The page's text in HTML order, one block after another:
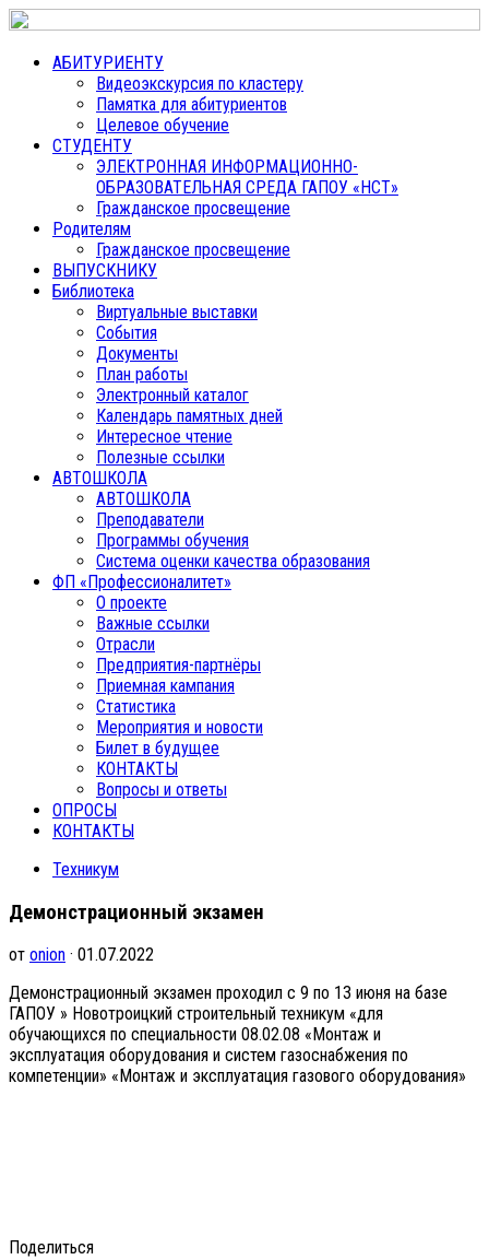
АБИТУРИЕНТУ
Видеоэкскурсия по кластеру
Памятка для абитуриентов
Целевое обучение
СТУДЕНТУ
ЭЛЕКТРОННАЯ ИНФОРМАЦИОННО-
ОБРАЗОВАТЕЛЬНАЯ СРЕДА ГАПОУ «НСТ»
Гражданское просвещение
Родителям
Гражданское просвещение
ВЫПУСКНИКУ
Библиотека
Виртуальные выставки
События
Документы
План работы
Электронный каталог
Календарь памятных дней
Интересное чтение
Полезные ссылки
АВТОШКОЛА
АВТОШКОЛА
Преподаватели
Программы обучения
Система оценки качества образования
ФП «Профессионалитет»
О проекте
Важные ссылки
Отрасли
Предприятия-партнёры
Приемная кампания
Статистика
Мероприятия и новости
Билет в будущее
КОНТАКТЫ
Вопросы и ответы
ОПРОСЫ
КОНТАКТЫ
Техникум
Демонстрационный экзамен
от onion · 01.07.2022
Демонстрационный экзамен проходил с 9 по 13 июня на базе
ГАПОУ » Новотроицкий строительный техникум «для
обучающихся по специальности 08.02.08 «Монтаж и
эксплуатация оборудования и систем газоснабжения по
компетенции» «Монтаж и эксплуатация газового оборудования»
Поделиться